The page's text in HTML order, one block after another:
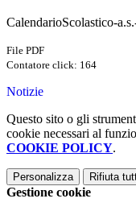
CalendarioScolastico-
File PDF
Contatore click: 164
Notizie
Questo sito o gli
cookie necessari al
COOKIE POLICY.
Personalizza Rifiuta
Gestione cookie